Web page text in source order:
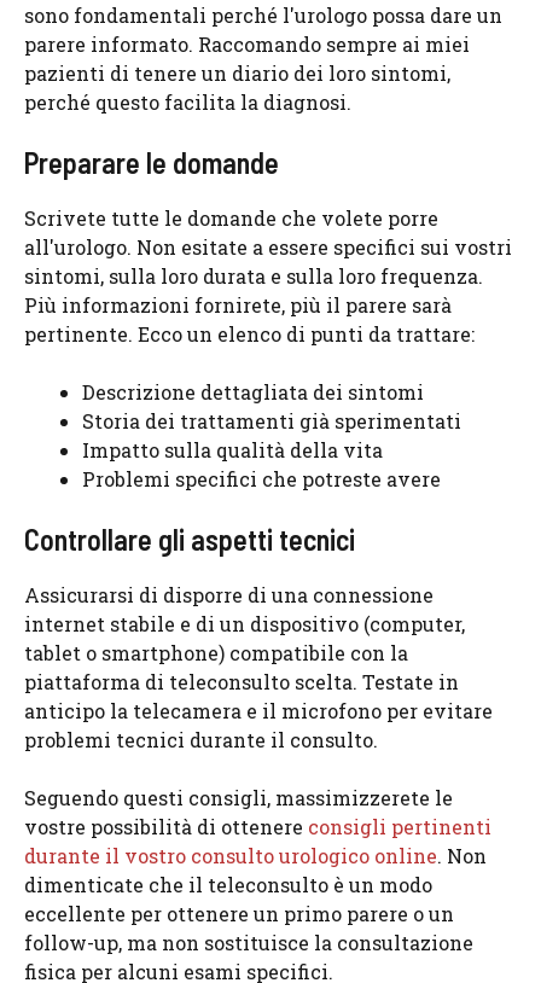
sono fondamentali perché l'urologo possa dare un
parere informato. Raccomando sempre ai miei
pazienti di tenere un diario dei loro sintomi,
perché questo facilita la diagnosi.
Preparare le domande
Scrivete tutte le domande che volete porre
all'urologo. Non esitate a essere specifici sui vostri
sintomi, sulla loro durata e sulla loro frequenza.
Più informazioni fornirete, più il parere sarà
pertinente. Ecco un elenco di punti da trattare:
Descrizione dettagliata dei sintomi
Storia dei trattamenti già sperimentati
Impatto sulla qualità della vita
Problemi specifici che potreste avere
Controllare gli aspetti tecnici
Assicurarsi di disporre di una connessione
internet stabile e di un dispositivo (computer,
tablet o smartphone) compatibile con la
piattaforma di teleconsulto scelta. Testate in
anticipo la telecamera e il microfono per evitare
problemi tecnici durante il consulto.
Seguendo questi consigli, massimizzerete le
vostre possibilità di ottenere consigli pertinenti
durante il vostro consulto urologico online. Non
dimenticate che il teleconsulto è un modo
eccellente per ottenere un primo parere o un
follow-up, ma non sostituisce la consultazione
fisica per alcuni esami specifici.